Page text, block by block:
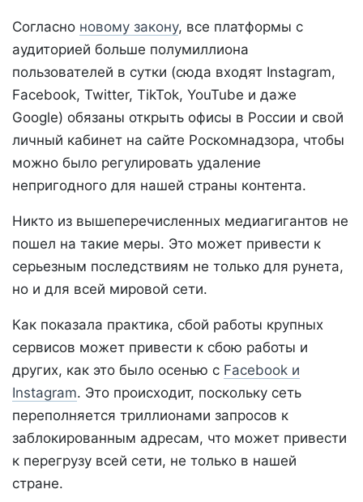
Согласно новому закону, все платформы с
аудиторией больше полумиллиона
пользователей в сутки (сюда входят Instagram,
Facebook, Twitter, TikTok, YouTube и даже
Google) обязаны открыть офисы в России и свой
личный кабинет на сайте Роскомнадзора, чтобы
можно было регулировать удаление
непригодного для нашей страны контента.
Никто из вышеперечисленных медиагигантов не
пошел на такие меры. Это может привести к
серьезным последствиям не только для рунета,
но и для всей мировой сети.
Как показала практика, сбой работы крупных
сервисов может привести к сбою работы и
других, как это было осенью с Facebook и
Instagram. Это происходит, поскольку сеть
переполняется триллионами запросов к
заблокированным адресам, что может привести
к перегрузу всей сети, не только в нашей
стране.